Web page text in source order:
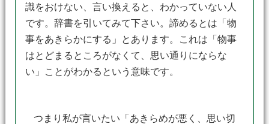
識をおけない、言い換えると、わかっていない人
です。辞書を引いてみて下さい。諦めるとは「物
事をあきらかにする」とあります。これは「物事
はとどまるところがなくて、思い通りにならな
い」ことがわかるという意味です。
つまり私が言いたい「あきらめが悪く、思い切